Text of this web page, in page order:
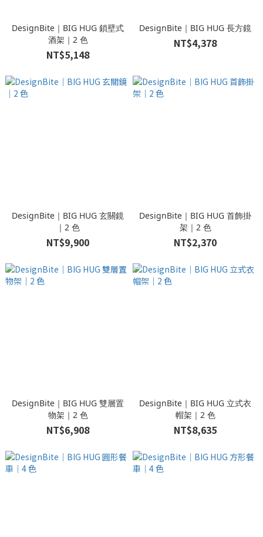
DesignBite｜BIG HUG 鎖壁式
酒架｜2 色
NT$5,148
DesignBite｜BIG HUG 長方鏡
NT$4,378
DesignBite｜BIG HUG 玄關鏡
｜2 色
NT$9,900
DesignBite｜BIG HUG 首飾掛
架｜2 色
NT$2,370
DesignBite｜BIG HUG 雙層置
物架｜2 色
NT$6,908
DesignBite｜BIG HUG 立式衣
帽架｜2 色
NT$8,635